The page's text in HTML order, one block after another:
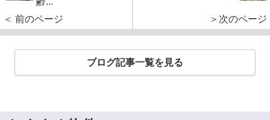
＜ 前のページ
＞次のページ
ブログ記事一覧を見る